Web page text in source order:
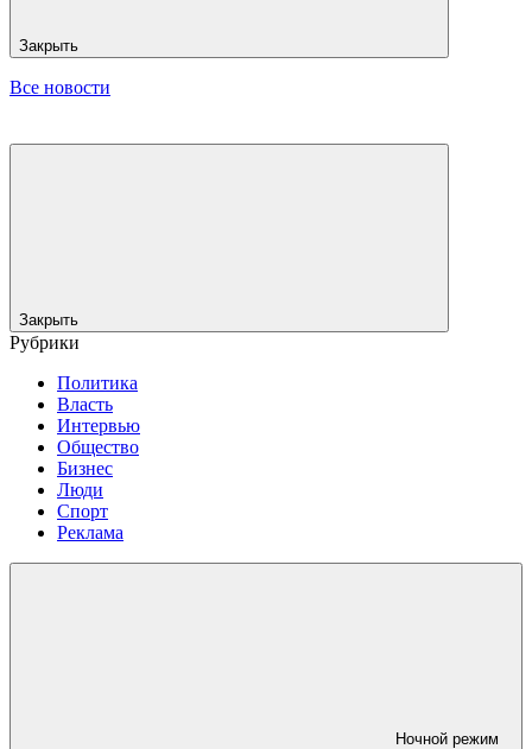
Закрыть
Все новости
Закрыть
Рубрики
Политика
Власть
Интервью
Общество
Бизнес
Люди
Спорт
Реклама
Ночной режим